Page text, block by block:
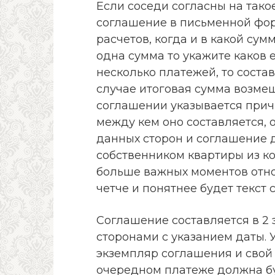
Если соседи согласны на
соглашение в письменной
расчетов, когда и в какой
одна сумма то укажите каков
несколько платежей, то
случае итоговая сумма
соглашении указывается
между кем оно составляется,
данных сторон и
собственником квартиры из
больше важных моментов
четче и понятнее будет
Соглашение составляется в
сторонами с указанием
экземпляр соглашения и
очередном платеже должна